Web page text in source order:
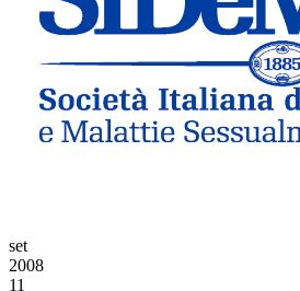
set
2008
11